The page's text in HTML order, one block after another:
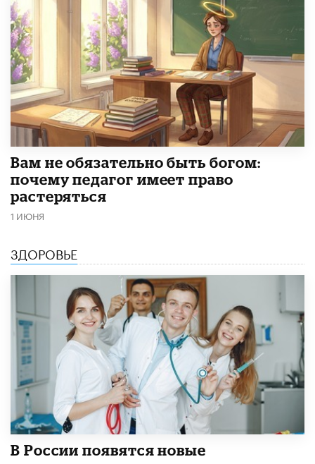
​Вам не обязательно быть богом:
почему педагог имеет право
растеряться
1 ИЮНЯ
ЗДОРОВЬЕ
В России появятся новые